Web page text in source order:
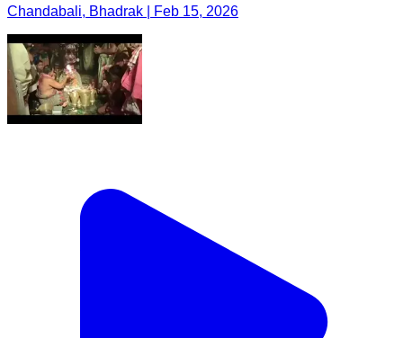
Chandabali, Bhadrak | Feb 15, 2026